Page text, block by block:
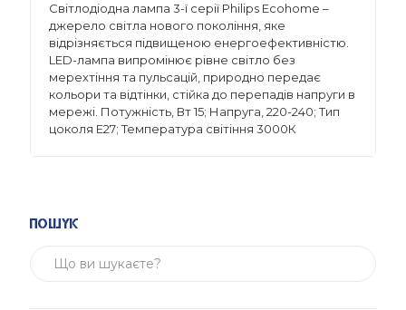
Світлодіодна лампа 3-ї серії Philips Ecohome –
джерело світла нового покоління, яке
відрізняється підвищеною енергоефективністю.
LED-лампа випромінює рівне світло без
мерехтіння та пульсацій, природно передає
кольори та відтінки, стійка до перепадів напруги в
мережі. Потужність, Вт 15; Напруга, 220-240; Тип
цоколя E27; Температура світіння 3000К
Пошук